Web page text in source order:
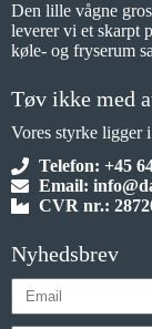
Den lille vågne
leverer vi et skarpt
køle- og fryserum
Tøv ikke med
Vores styrke ligger
Telefon: +45
Email:
CVR nr.:
Nyhedsbrev